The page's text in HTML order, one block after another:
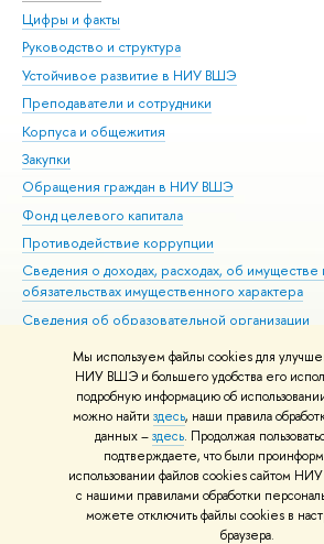
Мы используем файлы cookies для
НИУ ВШЭ и большего удобства его
подробную информацию об
можно найти здесь, наши правила
данных –здесь. Продолжая
подтверждаете, что были
использовании файлов cookies сайтом
с нашими правилами обработки
можете отключить файлы cookies в
браузера.
Цифры и факты
Руководство и структура
Устойчивое развитие в НИУ ВШЭ
Преподаватели и сотрудники
Корпуса и общежития
Закупки
Обращения граждан в НИУ ВШЭ
Фонд целевого капитала
Противодействие коррупции
Сведения о доходах, расходах, об имуществе
обязательствах имущественного характера
Сведения об образовательной организации
Людям с ограниченными возможностями
Единая платежная страница
Работа в Вышке
© НИУ ВШЭ 1993–2026 Адреса и контакты
материалов Политика конфиденциальности
Шрифты HSE Sans и HSE Slab разработаны в